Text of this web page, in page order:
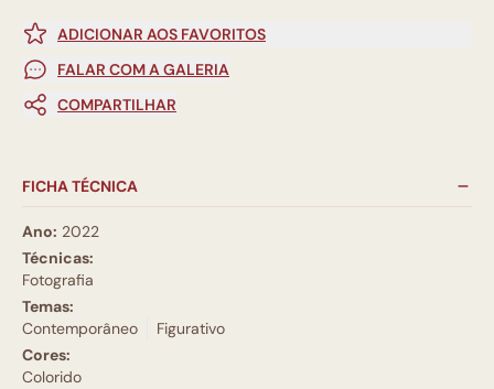
ADICIONAR AOS FAVORITOS
FALAR COM A GALERIA
COMPARTILHAR
FICHA TÉCNICA
Ano: 2022
Técnicas:
Fotografia
Temas:
Contemporâneo
Figurativo
Cores:
Colorido